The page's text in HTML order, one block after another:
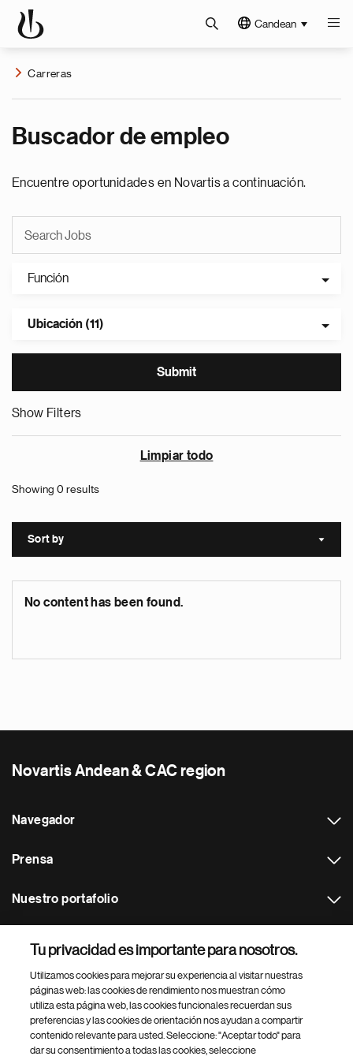
Candean
Carreras
Buscador de empleo
Encuentre oportunidades en Novartis a continuación.
Función
Ubicación (11)
Show Filters
Limpiar todo
Showing 0 results
Sort by Sort
No content has been found.
Novartis Andean & CAC region
Navegador
Prensa
Nuestro portafolio
Footer Site Search
Tu privacidad es importante para nosotros.
Utilizamos cookies para mejorar su experiencia al visitar nuestras
páginas web: las cookies de rendimiento nos muestran cómo
utiliza esta página web, las cookies funcionales recuerdan sus
preferencias y las cookies de orientación nos ayudan a compartir
contenido relevante para usted. Seleccione: "Aceptar todo" para
dar su consentimiento a todas las cookies, seleccione